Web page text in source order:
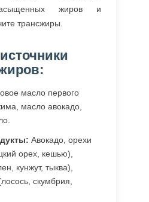
жиров и
трансжиры.
масло первого
масло авокадо,
Авокадо, орехи
орех, кешью),
кунжут, тыква),
скумбрия,